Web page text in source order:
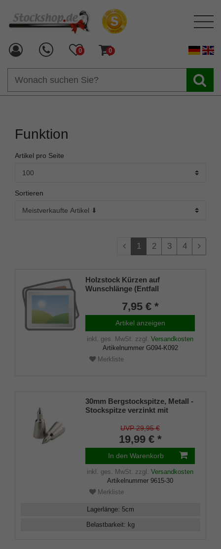
0 0
Funktion
Artikel pro Seite
Sortieren
1 2 3 4
Holzstock Kürzen auf
Wunschlänge (Entfall
7,95 € *
Artikel anzeigen
inkl. ges. MwSt. zzgl. Versandkosten
Artikelnummer G094-K092
Merkliste
30mm Bergstockspitze, Metall -
Stockspitze verzinkt mit
UVP 29,95 €
19,99 € *
In den Warenkorb
inkl. ges. MwSt. zzgl. Versandkosten
Artikelnummer 9615-30
Merkliste
Lagerlänge: 5cm
Belastbarkeit: kg